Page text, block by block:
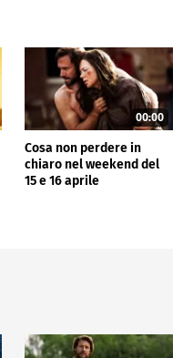
00:00
Cosa non perdere in
chiaro nel weekend del
15 e 16 aprile